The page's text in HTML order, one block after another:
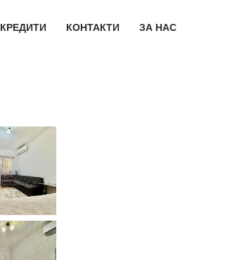
КРЕДИТИ КОНТАКТИ ЗА НАС